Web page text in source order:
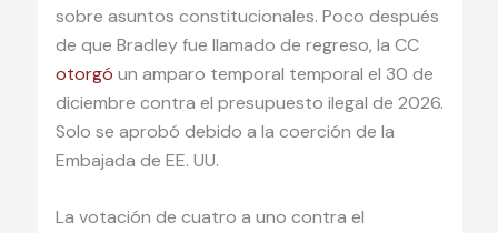
sobre asuntos constitucionales. Poco después
de que Bradley fue llamado de regreso, la CC
otorgó un amparo temporal temporal el 30 de
diciembre contra el presupuesto ilegal de 2026.
Solo se aprobó debido a la coerción de la
Embajada de EE. UU.
La votación de cuatro a uno contra el